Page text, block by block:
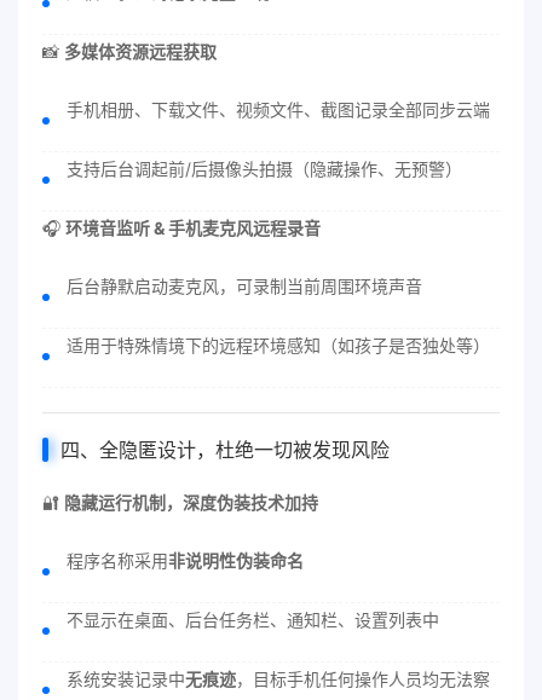
📸 多媒体资源远程获取
手机相册、下载文件、视频文件、截图记录全部同步云端
支持后台调起前/后摄像头拍摄（隐藏操作、无预警）
🎧 环境音监听 & 手机麦克风远程录音
后台静默启动麦克风，可录制当前周围环境声音
适用于特殊情境下的远程环境感知（如孩子是否独处等）
四、全隐匿设计，杜绝一切被发现风险
🔐 隐藏运行机制，深度伪装技术加持
程序名称采用非说明性伪装命名
不显示在桌面、后台任务栏、通知栏、设置列表中
系统安装记录中无痕迹，目标手机任何操作人员均无法察